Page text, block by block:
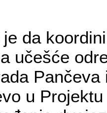
da
učešće
u